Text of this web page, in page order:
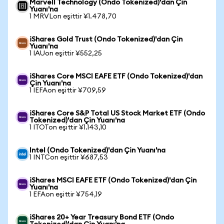
Marvell Technology (Ondo Tokenized)'dan Çin
Yuanı'na
1 MRVLon eşittir ¥1.478,70
iShares Gold Trust (Ondo Tokenized)'dan Çin
Yuanı'na
1 IAUon eşittir ¥552,25
iShares Core MSCI EAFE ETF (Ondo Tokenized)'dan
Çin Yuanı'na
1 IEFAon eşittir ¥709,59
iShares Core S&P Total US Stock Market ETF (Ondo
Tokenized)'dan Çin Yuanı'na
1 ITOTon eşittir ¥1.143,10
Intel (Ondo Tokenized)'dan Çin Yuanı'na
1 INTCon eşittir ¥687,53
iShares MSCI EAFE ETF (Ondo Tokenized)'dan Çin
Yuanı'na
1 EFAon eşittir ¥754,19
iShares 20+ Year Treasury Bond ETF (Ondo